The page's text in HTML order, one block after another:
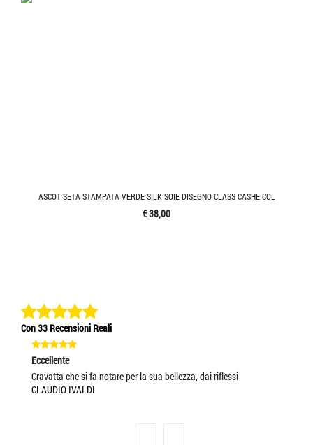
ASCOT SETA STAMPATA VERDE SILK SOIE DISEGNO CLASS CASHE COL
€ 38,00
Con 33 Recensioni Reali
Eccellente
Cravatta che si fa notare per la sua bellezza, dai riflessi
CLAUDIO IVALDI